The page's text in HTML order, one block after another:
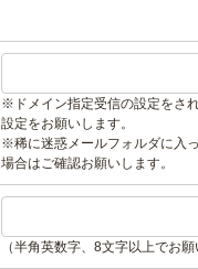
※ドメイン指定受信の設定をされ
設定をお願いします。
※稀に迷惑メールフォルダに入
場合はご確認お願いします。
（半角英数字、8文字以上でお願